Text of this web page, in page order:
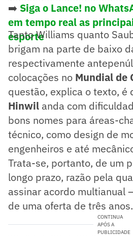
➡️ Siga o Lance! no
em tempo real as
esporte
Tanto Williams quanto
brigam na parte de baixo
respectivamente
colocações no Mundial de
questão, explica o texto, é
Hinwil anda com
bons nomes para áreas-
técnico, como design de
engenheiros e até
Trata-se, portanto, de um
longo prazo, razão pela
assinar acordo multianual
de uma oferta de três anos.
CONTINUA
APÓS A
PUBLICIDADE